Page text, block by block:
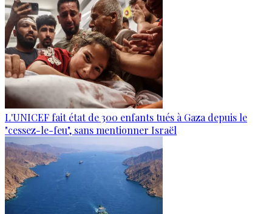
L'UNICEF fait état de 300 enfants tués à Gaza depuis le
"cessez-le-feu", sans mentionner Israël